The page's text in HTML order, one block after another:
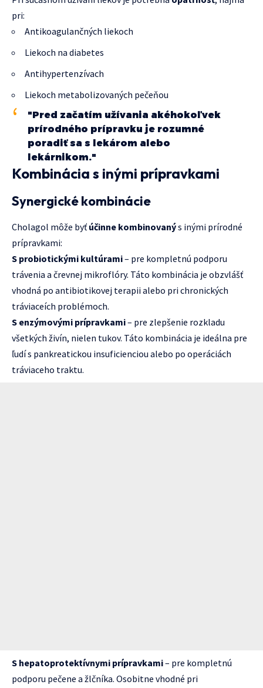
pri:
Antikoagulančných liekoch
Liekoch na diabetes
Antihypertenzívach
Liekoch metabolizovaných pečeňou
"Pred začatím užívania akéhokoľvek
prírodného prípravku je rozumné
poradiť sa s lekárom alebo
lekárnikom."
Kombinácia s inými prípravkami
Synergické kombinácie
Cholagol môže byť účinne kombinovanýs inými prírodné
prípravkami:
S probiotickými kultúrami– pre kompletnú podporu
trávenia a črevnej mikroflóry. Táto kombinácia je obzvlášť
vhodná po antibiotikovej terapii alebo pri chronických
tráviaceích problémoch.
S enzýmovými prípravkami– pre zlepšenie rozkladu
všetkých živín, nielen tukov. Táto kombinácia je ideálna pre
ľudí s pankreatickou insuficienciou alebo po operáciách
tráviaceho traktu.
S hepatoprotektívnymi prípravkami– pre kompletnú
podporu pečene a žlčníka. Osobitne vhodné pri